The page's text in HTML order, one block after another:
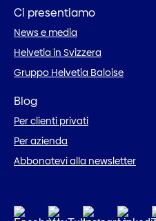
Ci presentiamo
News e media
Helvetia in Svizzera
Gruppo Helvetia Baloise
Blog
Per clienti privati
Per azienda
Abbonatevi alla newsletter